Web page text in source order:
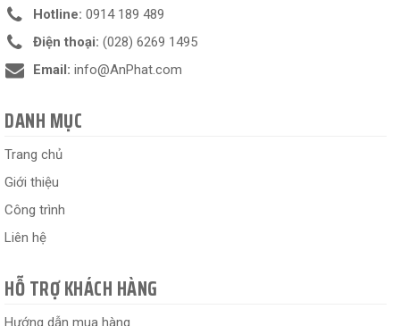
Hotline: 0914 189 489
Điện thoại: (028) 6269 1495
Email: info@AnPhat.com
DANH MỤC
Trang chủ
Giới thiệu
Công trình
Liên hệ
HỖ TRỢ KHÁCH HÀNG
Hướng dẫn mua hàng